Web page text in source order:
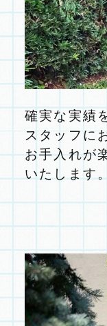
確実な実績
スタッフに
お手入れが
いたします。